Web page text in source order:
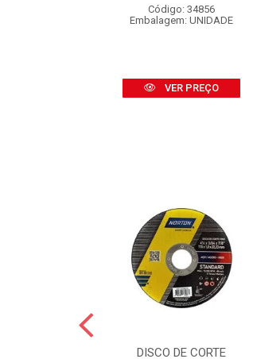
Código: 34856
Embalagem: UNIDADE
VER PREÇO
DISCO DE CORTE